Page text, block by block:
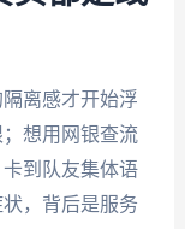
离感才开始浮
想用网银查流
到队友集体语
，背后是服务